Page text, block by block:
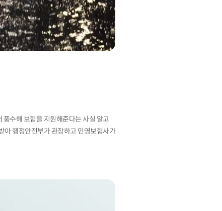
수해 보험을 지원해준다는 사실 알고
아 행정안전부가 관장하고 민영보험사가